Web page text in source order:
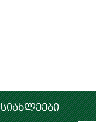
სიახლეები